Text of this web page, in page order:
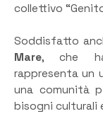
collettivo
Soddisfatto
Mare, che ha
rappresenta un
una comunità
bisogni culturali